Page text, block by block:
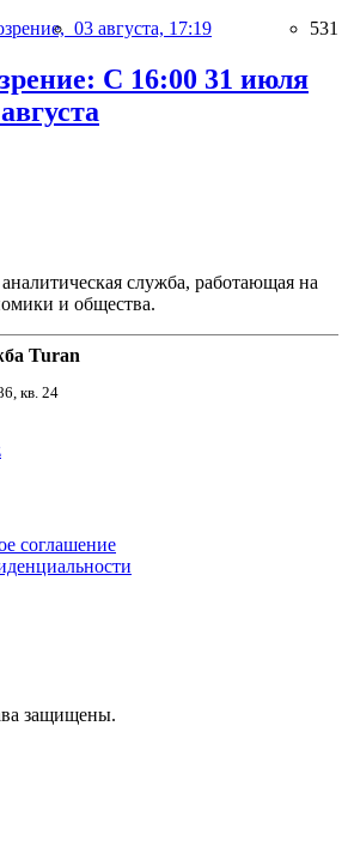
03 августа, 17:19 531
С 16:00 31 июля
служба, работающая на
и общества.
Turan
кв. 24
соглашение
защищены.